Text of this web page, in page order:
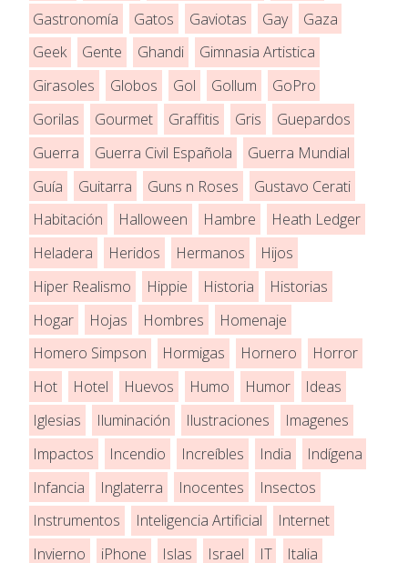
Gastronomía Gatos Gaviotas Gay
Gaza
Geek
Gente Ghandi
Gimnasia Artistica
Girasoles
Globos Gol Gollum
GoPro
Gorilas
Gourmet Graffitis Gris
Guepardos
Guerra
Guerra Civil Española
Guerra Mundial
Guía
Guitarra Guns n Roses
Gustavo Cerati
Habitación
Halloween Hambre
Heath Ledger
Heladera
Heridos Hermanos
Hijos
Hiper Realismo
Hippie Historia
Historias
Hogar
Hojas Hombres
Homenaje
Homero Simpson
Hormigas Hornero
Horror
Hot
Hotel Huevos Humo Humor
Ideas
Iglesias
Iluminación Ilustraciones
Imagenes
Impactos
Incendio Increíbles India
Indígena
Infancia
Inglaterra Inocentes
Insectos
Instrumentos
Inteligencia Artificial
Internet
Invierno
iPhone Islas Israel IT
Italia